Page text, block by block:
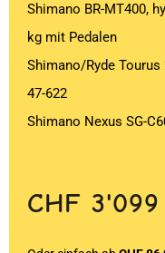
Shimano BR-MT400,
kg mit Pedalen
Shimano/Ryde
47-622
Shimano Nexus SG-
CHF 3'099